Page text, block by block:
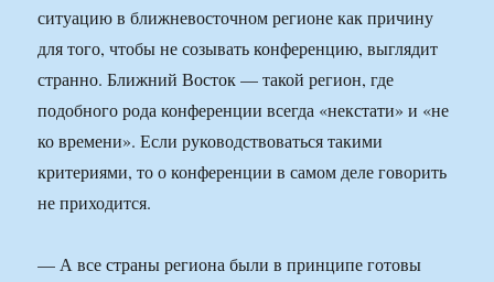
ситуацию в ближневосточном регионе как причину
для того, чтобы не созывать конференцию, выглядит
странно. Ближний Восток — такой регион, где
подобного рода конференции всегда «некстати» и «не
ко времени». Если руководствоваться такими
критериями, то о конференции в самом деле говорить
не приходится.
— А все страны региона были в принципе готовы